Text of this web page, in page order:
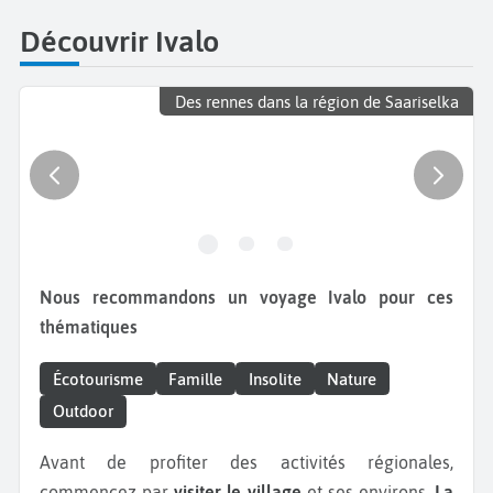
Découvrir Ivalo
Des rennes dans la région de Saariselka
Nous recommandons un voyage Ivalo pour ces
thématiques
Écotourisme Famille Insolite
Nature
Outdoor
Avant de profiter des activités régionales,